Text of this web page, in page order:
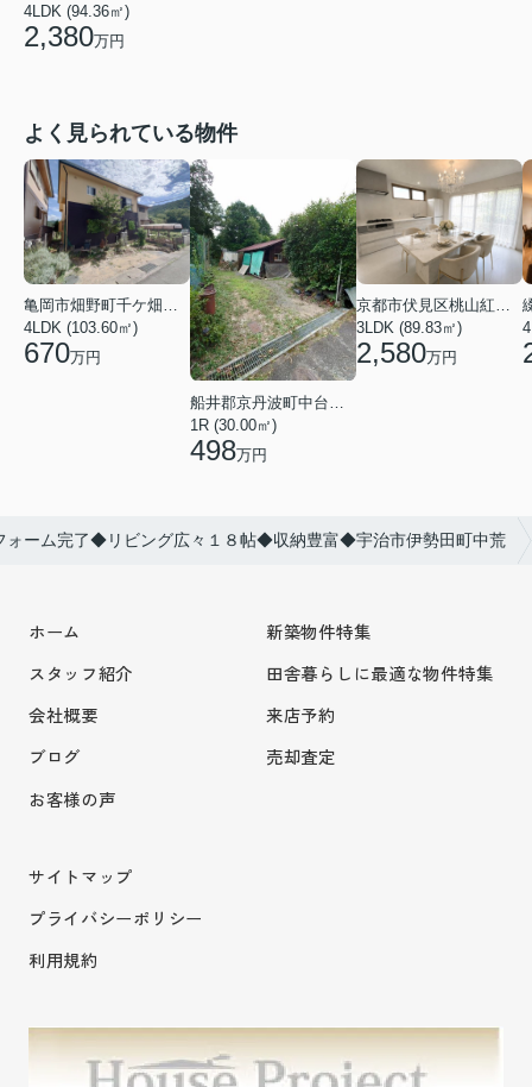
4LDK (94.36㎡)
2,380万円
よく見られている物件
4LDK (103.60㎡)
670万円
1R (30.00㎡)
498万円
3LDK (89.83㎡)
2,580万円
ォーム完了◆リビング広々１８帖◆収納豊富◆宇治市伊勢田町中荒
ホーム
スタッフ紹介
会社概要
ブログ
お客様の声
新築物件特集
田舎暮らしに最適な物件特集
来店予約
売却査定
サイトマップ
プライバシーポリシー
利用規約